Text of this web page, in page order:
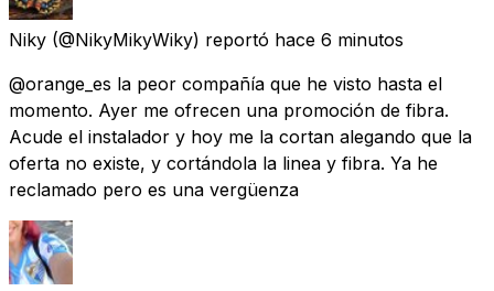
Niky (@NikyMikyWiky) reportó hace 6 minutos
@orange_es la peor compañía que he visto hasta el
momento. Ayer me ofrecen una promoción de fibra.
Acude el instalador y hoy me la cortan alegando que la
oferta no existe, y cortándola la linea y fibra. Ya he
reclamado pero es una vergüenza